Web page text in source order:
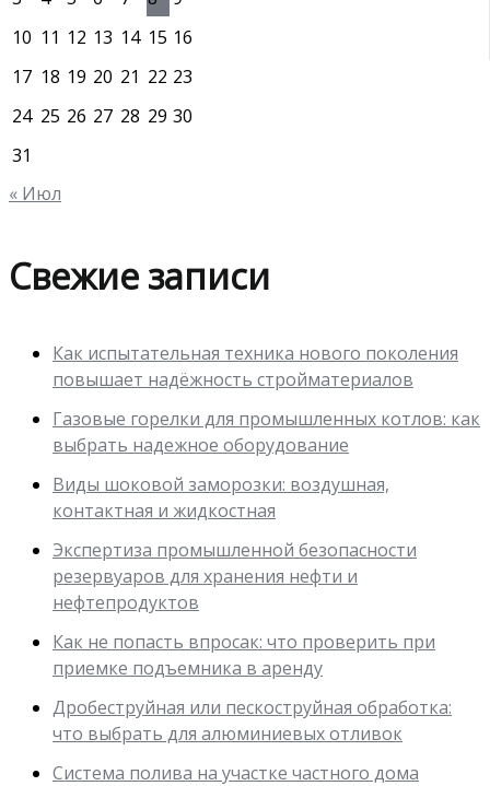
10 11 12 13 14 15 16
17 18 19 20 21 22 23
24 25 26 27 28 29 30
31
« Июл
Свежие записи
Как испытательная техника нового поколения
повышает надёжность стройматериалов
Газовые горелки для промышленных котлов: как
выбрать надежное оборудование
Виды шоковой заморозки: воздушная,
контактная и жидкостная
Экспертиза промышленной безопасности
резервуаров для хранения нефти и
нефтепродуктов
Как не попасть впросак: что проверить при
приемке подъемника в аренду
Дробеструйная или пескоструйная обработка:
что выбрать для алюминиевых отливок
Система полива на участке частного дома